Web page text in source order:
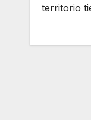
territorio